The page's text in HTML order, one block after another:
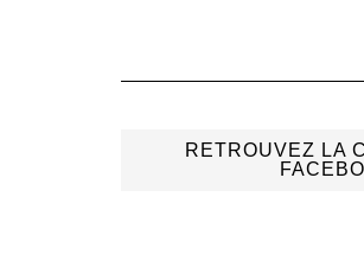
RETROUVEZ LA